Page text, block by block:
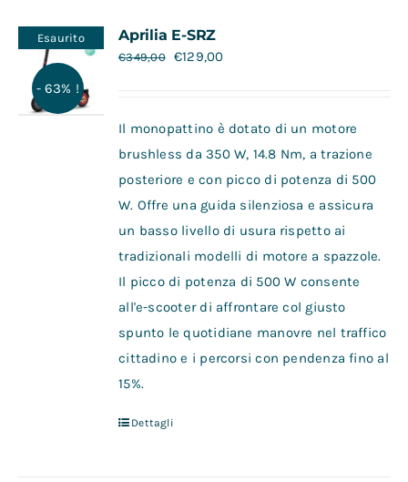
Contatti
Esaurito
- 63% !
Aprilia E-SRZ
€349,00 €129,00
Il monopattino è dotato di un motore
brushless da 350 W, 14.8 Nm, a trazione
posteriore e con picco di potenza di 500
W. Offre una guida silenziosa e assicura
un basso livello di usura rispetto ai
tradizionali modelli di motore a spazzole.
Il picco di potenza di 500 W consente
all'e-scooter di affrontare col giusto
spunto le quotidiane manovre nel traffico
cittadino e i percorsi con pendenza fino al
15%.
Dettagli